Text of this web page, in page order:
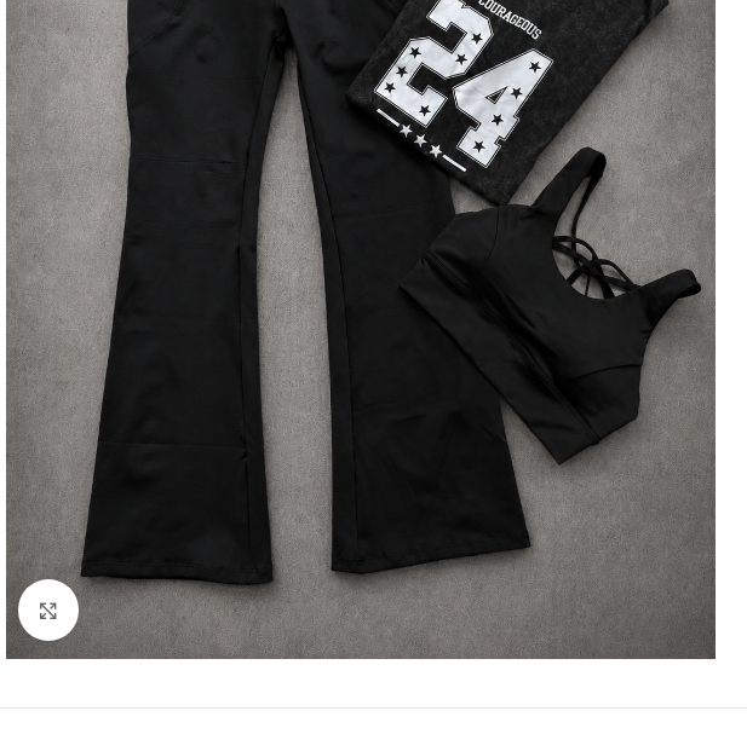
Click to enlarge